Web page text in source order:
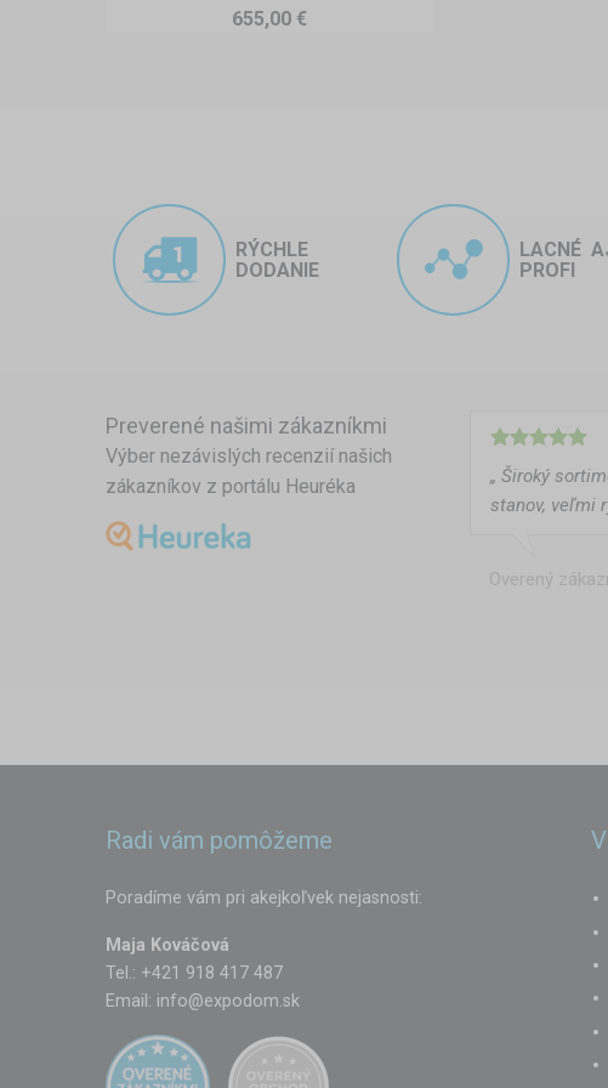
✅ Rýchla a jednoduchá montáž, ktorú
✅ Široký výber rozmerov a farieb,
✅ Možnosť doplniť o bočné steny,
za každého počasia.
655,00 €
RÝCHLE
DODANIE
LACNÉ
PROFI
Preverené našimi zákazníkmi
Výber nezávislých recenzií našich
zákazníkov z portálu Heuréka
„ Široký
stanov, veľmi
Overený
Radi vám pomôžeme
Poradíme vám pri akejkoľvek nejasnosti:
Maja Kováčová
Tel.: +421 918 417 487
Email: info@expodom.sk